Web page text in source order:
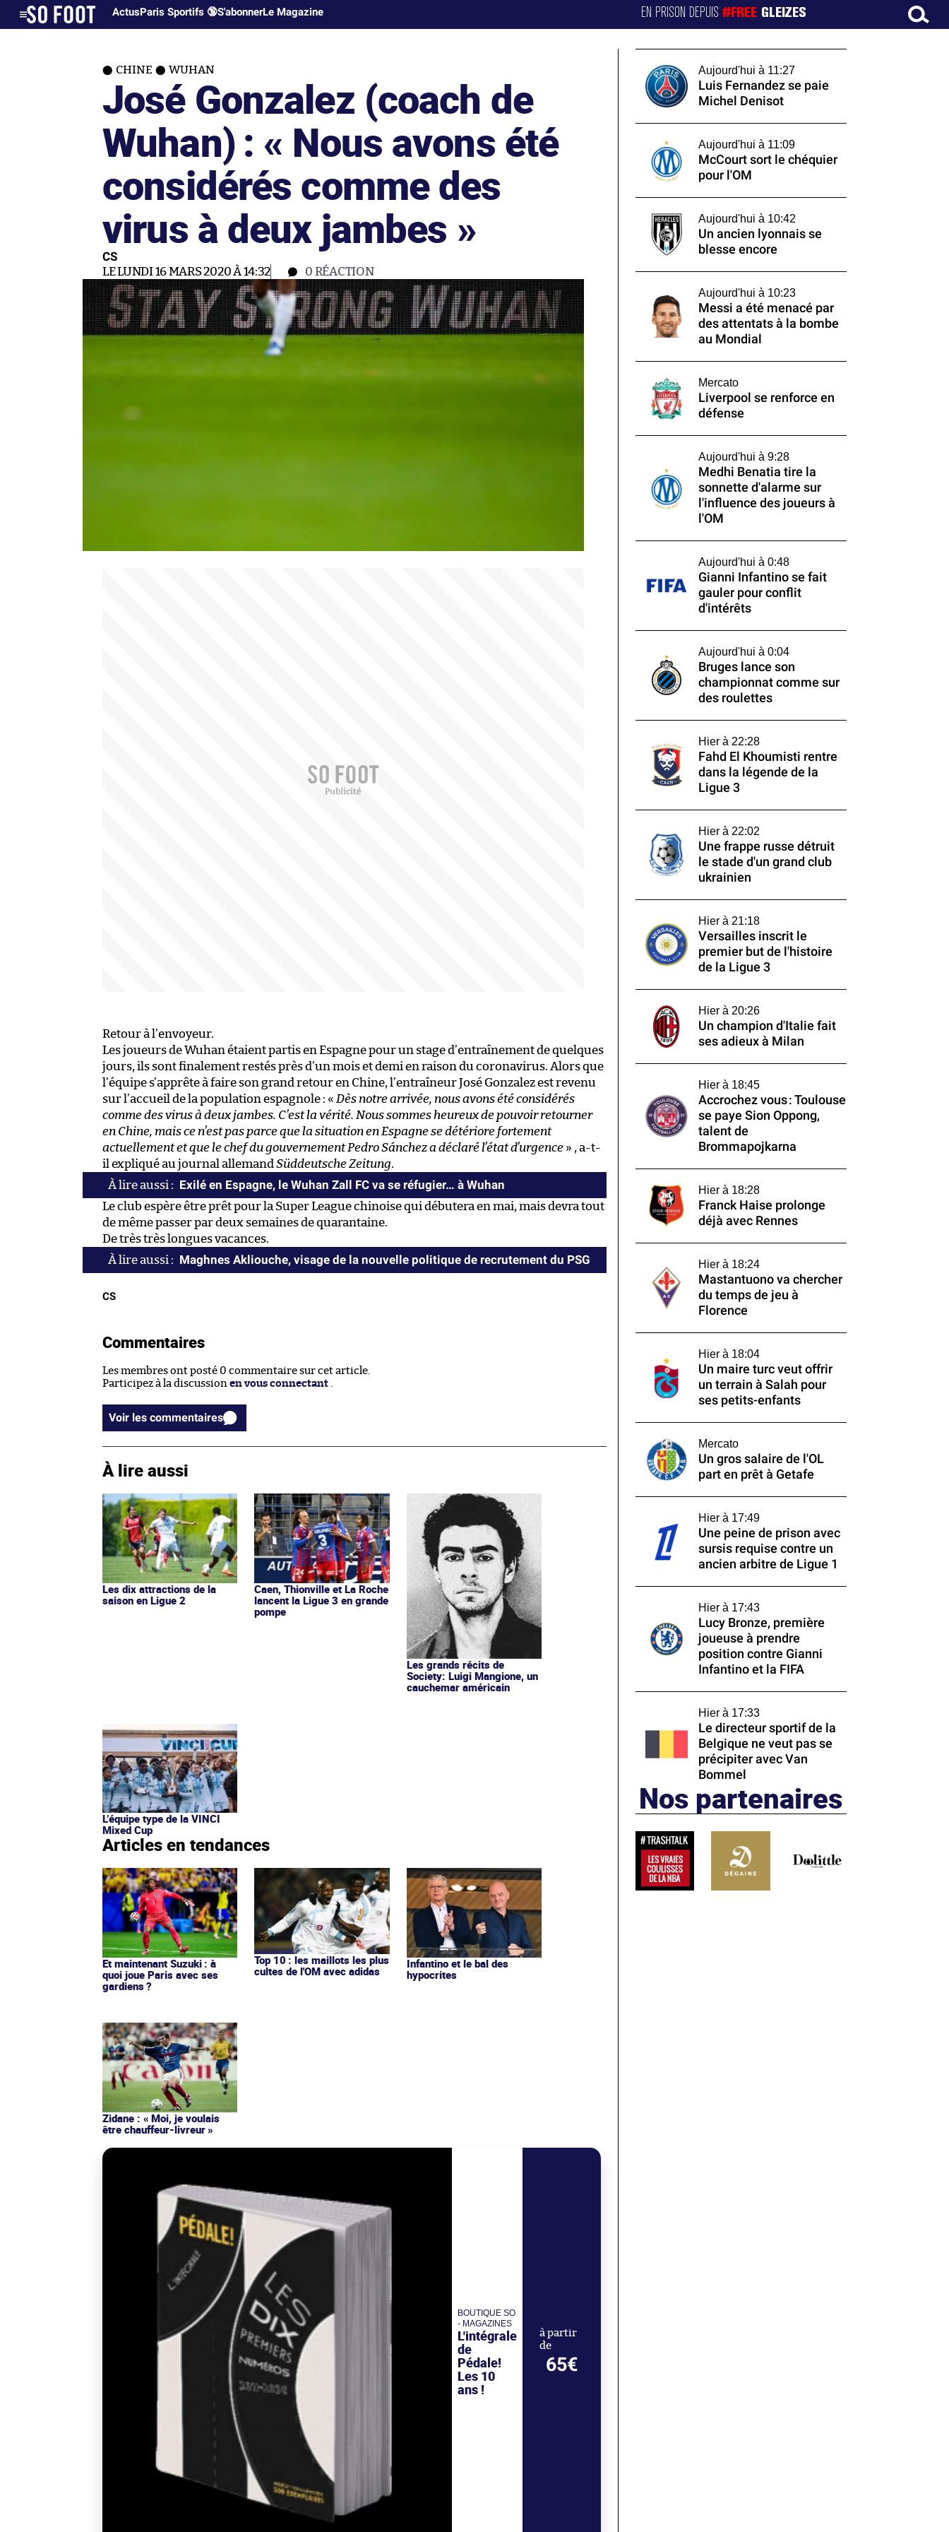
ActusParis Sportifs 🔞S'abonnerLe Magazine EN PRISON DEPUIS#FREE GLEIZES
CHINE WUHAN
José Gonzalez (coach de
Wuhan) : « Nous avons été
considérés comme des
virus à deux jambes »
CS
LE LUNDI 16 MARS 2020 À 14:32 0 RÉACTION
Retour à l’envoyeur.
Les joueurs de Wuhan étaient partis en Espagne pour un stage d’entraînement de quelques
jours, ils sont finalement restés près d’un mois et demi en raison du coronavirus. Alors que
l’équipe s’apprête à faire son grand retour en Chine, l’entraîneur José Gonzalez est revenu
sur l’accueil de la population espagnole : « Dès notre arrivée, nous avons été considérés
comme des virus à deux jambes. C’est la vérité. Nous sommes heureux de pouvoir retourner
en Chine, mais ce n’est pas parce que la situation en Espagne se détériore fortement
actuellement et que le chef du gouvernement Pedro Sánchez a déclaré l’état d’urgence » , a-t-
il expliqué au journal allemand Süddeutsche Zeitung.
Exilé en Espagne, le Wuhan Zall FC va se réfugier… à Wuhan
Le club espère être prêt pour la Super League chinoise qui débutera en mai, mais devra tout
de même passer par deux semaines de quarantaine.
De très très longues vacances.
Maghnes Akliouche, visage de la nouvelle politique de recrutement du PSG
CS
Commentaires
Les membres ont posté 0 commentaire sur cet article.
Participez à la discussion en vous connectant .
Voir les commentaires
À lire aussi
Les dix attractions de la
saison en Ligue 2
Caen, Thionville et La Roche
lancent la Ligue 3 en grande
pompe
Les grands récits de
Society: Luigi Mangione, un
cauchemar américain
L’équipe type de la VINCI
Mixed Cup
Articles en tendances
Et maintenant Suzuki : à
quoi joue Paris avec ses
gardiens ?
Top 10 : les maillots les plus
cultes de l'OM avec adidas
Infantino et le bal des
hypocrites
Zidane : « Moi, je voulais
être chauffeur-livreur »
BOUTIQUE SO
- MAGAZINES
L'intégrale
de
Pédale!
Les 10
ans !
à partir
de
65€
Aujourd'hui à 11:27
Luis Fernandez se paie
Michel Denisot
Aujourd'hui à 11:09
McCourt sort le chéquier
pour l'OM
Aujourd'hui à 10:42
Un ancien lyonnais se
blesse encore
Aujourd'hui à 10:23
Messi a été menacé par
des attentats à la bombe
au Mondial
Mercato
Liverpool se renforce en
défense
Aujourd'hui à 9:28
Medhi Benatia tire la
sonnette d'alarme sur
l'influence des joueurs à
l'OM
Aujourd'hui à 0:48
Gianni Infantino se fait
gauler pour conflit
d'intérêts
Aujourd'hui à 0:04
Bruges lance son
championnat comme sur
des roulettes
Hier à 22:28
Fahd El Khoumisti rentre
dans la légende de la
Ligue 3
Hier à 22:02
Une frappe russe détruit
le stade d'un grand club
ukrainien
Hier à 21:18
Versailles inscrit le
premier but de l'histoire
de la Ligue 3
Hier à 20:26
Un champion d'Italie fait
ses adieux à Milan
Hier à 18:45
Accrochez vous : Toulouse
se paye Sion Oppong,
talent de
Brommapojkarna
Hier à 18:28
Franck Haise prolonge
déjà avec Rennes
Hier à 18:24
Mastantuono va chercher
du temps de jeu à
Florence
Hier à 18:04
Un maire turc veut offrir
un terrain à Salah pour
ses petits-enfants
Mercato
Un gros salaire de l'OL
part en prêt à Getafe
Hier à 17:49
Une peine de prison avec
sursis requise contre un
ancien arbitre de Ligue 1
Hier à 17:43
Lucy Bronze, première
joueuse à prendre
position contre Gianni
Infantino et la FIFA
Hier à 17:33
Le directeur sportif de la
Belgique ne veut pas se
précipiter avec Van
Bommel
Nos partenaires